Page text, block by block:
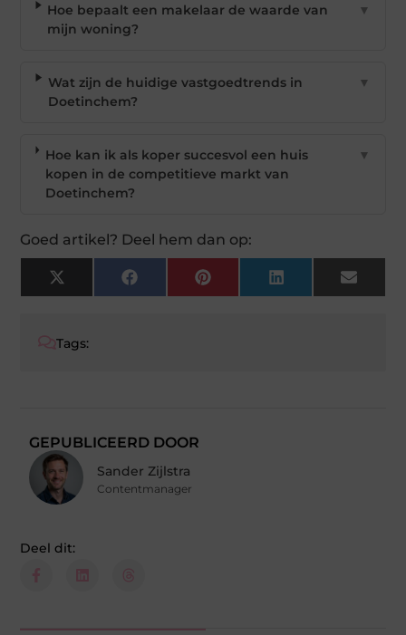
Hoe bepaalt een makelaar de waarde van
mijn woning?
▼
Wat zijn de huidige vastgoedtrends in
Doetinchem?
▼
Hoe kan ik als koper succesvol een huis
kopen in de competitieve markt van
Doetinchem?
▼
Goed artikel? Deel hem dan op:
X
(Twitter)
Facebook Pinterest LinkedIn Email
Tags:
GEPUBLICEERD DOOR
Sander Zijlstra
Contentmanager
Deel dit: